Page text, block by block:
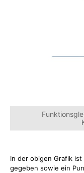
In der obigen Grafik
gegeben sowie ein